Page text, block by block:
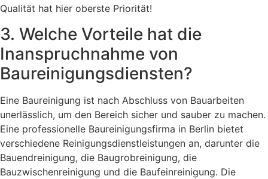
Qualität hat hier oberste Priorität!
3. Welche Vorteile hat die
Inanspruchnahme von
Baureinigungsdiensten?
Eine Baureinigung ist nach Abschluss von Bauarbeiten
unerlässlich, um den Bereich sicher und sauber zu machen.
Eine professionelle Baureinigungsfirma in Berlin bietet
verschiedene Reinigungsdienstleistungen an, darunter die
Bauendreinigung, die Baugrobreinigung, die
Bauzwischenreinigung und die Baufeinreinigung. Die